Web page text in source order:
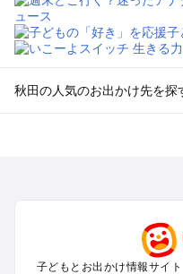
秋田の人気のお出かけ先を探
田沢湖・角館・乳頭温泉・
男鹿半島・白神のプールお出
子どもとお出かけ情報サイ